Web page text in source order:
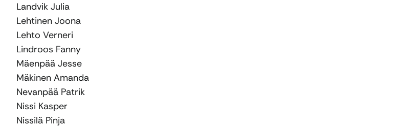
Landvik Julia
Lehtinen Joona
Lehto Verneri
Lindroos Fanny
Mäenpää Jesse
Mäkinen Amanda
Nevanpää Patrik
Nissi Kasper
Nissilä Pinja